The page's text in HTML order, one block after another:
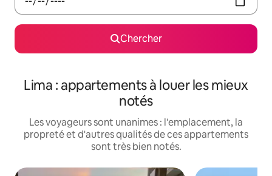
Chercher
Lima : appartements à louer les mieux
notés
Les voyageurs sont unanimes : l'emplacement, la
propreté et d'autres qualités de ces appartements
sont très bien notés.